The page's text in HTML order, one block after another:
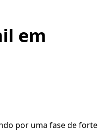
em
por uma fase de forte